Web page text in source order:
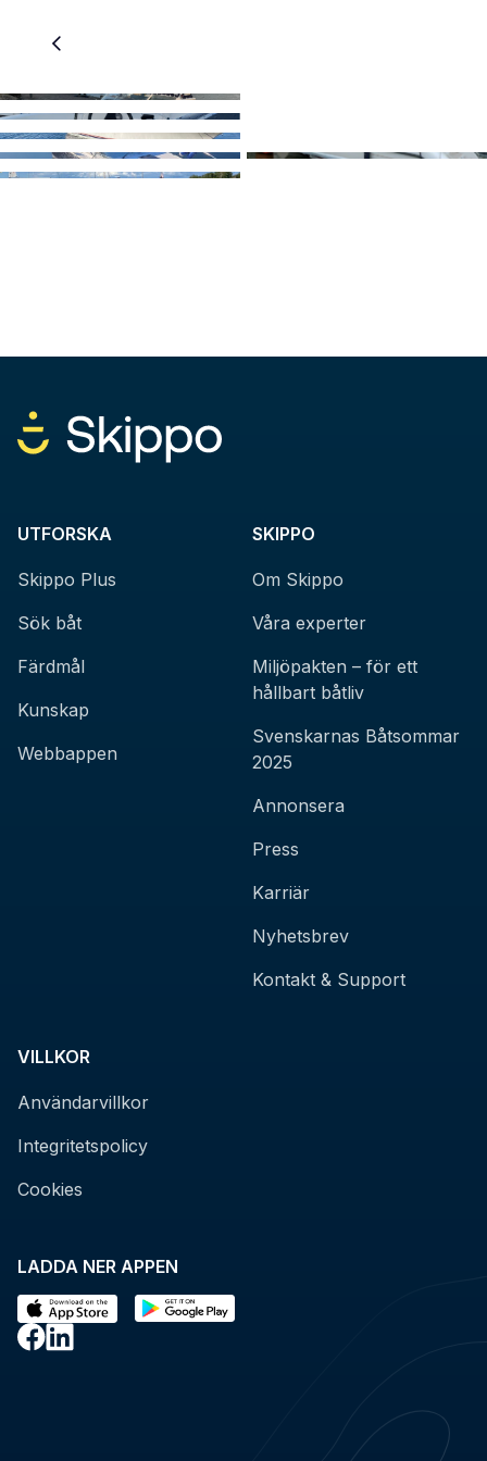
LADDA NER APPEN
UTFORSKA
Skippo Plus
Sök båt
Färdmål
Kunskap
Webbappen
SKIPPO
Om Skippo
Våra experter
Miljöpakten – för ett
hållbart båtliv
Svenskarnas Båtsommar
2025
Annonsera
Press
Karriär
Nyhetsbrev
Kontakt & Support
VILLKOR
Användarvillkor
Integritetspolicy
Cookies